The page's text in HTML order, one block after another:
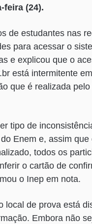
feira (24).
de estudantes nas
para acessar o
e explicou que o
está intermitente
que é realizada
tipo de
Enem e, assim que
todos os
o cartão de
o Inep em nota.
local de prova está
Embora não